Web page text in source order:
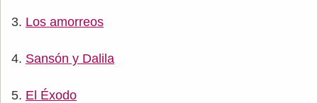
Los amorreos
Sansón y Dalila
El Éxodo